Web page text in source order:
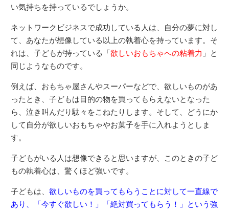
い気持ちを持っているでしょうか。
ネットワークビジネスで成功している人は、自分の夢に対し
て、あなたが想像している以上の執着心を持っています。そ
れは、子どもが持っている「欲しいおもちゃへの粘着力 」と
同じようなものです。
例えば、おもちゃ屋さんやスーパーなどで、欲しいものがあ
ったとき、子どもは目的の物を買ってもらえないとなった
ら、泣き叫んだり駄々をこねたりします。そして、どうにか
して自分が欲しいおもちゃやお菓子を手に入れようとしま
す。
子どもがいる人は想像できると思いますが、このときの子ど
もの執着心は、驚くほど強いです。
子どもは、欲しいものを買ってもらうことに対して一直線で
あり、「今すぐ欲しい！」「絶対買ってもらう！」という強